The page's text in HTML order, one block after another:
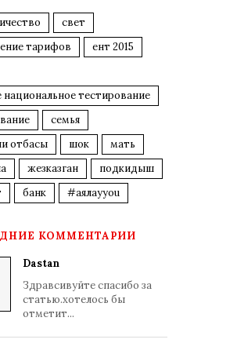
свет
тарифов
ент 2015
национальное тестирование
семья
отбасы
шок
мать
жезказган
подкидыш
банк #аялауyou
КОММЕНТАРИИ
Dastan
Здравсивуйте спасибо за
статью.хотелось бы
отметит...